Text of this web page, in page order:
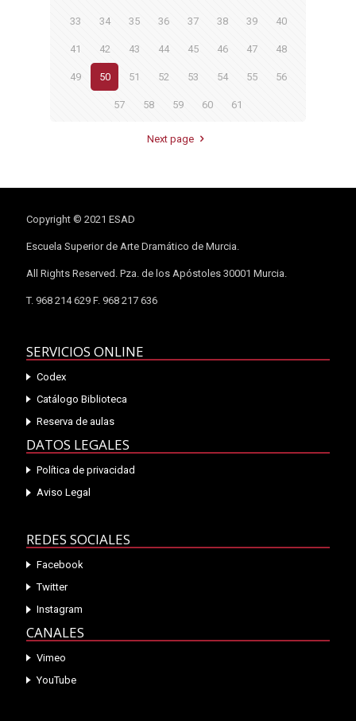
33 34 35 36 37 38 39 40
41 42 43 44 45 46 47 48
49 50 51 52 53 54 55 56
57 58 59 60 61
Next page
Copyright © 2021 ESAD
Escuela Superior de Arte Dramático de Murcia.
All Rights Reserved. Pza. de los Apóstoles 30001 Murcia.
T. 968 214 629 F. 968 217 636
SERVICIOS ONLINE
Codex
Catálogo Biblioteca
Reserva de aulas
DATOS LEGALES
Política de privacidad
Aviso Legal
REDES SOCIALES
Facebook
Twitter
Instagram
CANALES
Vimeo
YouTube